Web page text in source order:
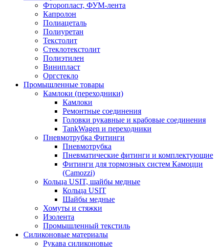
Фторопласт, ФУМ-лента
Капролон
Полиацеталь
Полиуретан
Текстолит
Стеклотекстолит
Полиэтилен
Винипласт
Оргстекло
Промышленные товары
Камлоки (переходники)
Камлоки
Ремонтные соединения
Головки рукавные и крабовые соединения
TankWagen и переходники
Пневмотрубка Фитинги
Пневмотрубка
Пневматические фитинги и комплектующие
Фитинги для тормозных систем Камоцци
(Camozzi)
Кольца USIT, шайбы медные
Кольца USIT
Шайбы медные
Хомуты и стяжки
Изолента
Промышленный текстиль
Силиконовые материалы
Рукава силиконовые